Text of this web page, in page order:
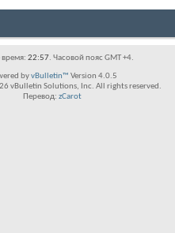
время: 22:57. Часовой пояс GMT +4.
byvBulletin™ Version 4.0.5
vBulletin Solutions, Inc. All rights reserved.
Перевод: zCarot